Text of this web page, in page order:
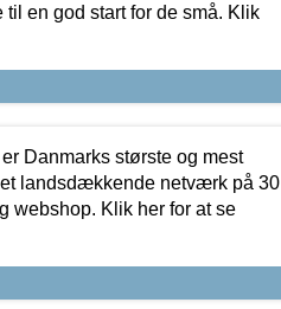
en god start for de små. Klik
Danmarks største og mest
landsdækkende netværk på 30
webshop. Klik her for at se